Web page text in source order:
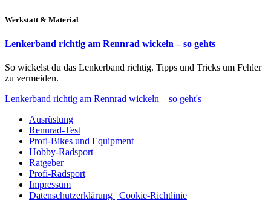
Werkstatt & Material
Lenkerband richtig am Rennrad wickeln – so gehts
So wickelst du das Lenkerband richtig. Tipps und Tricks um Fehler
zu vermeiden.
Lenkerband richtig am Rennrad wickeln – so geht's
Ausrüstung
Rennrad-Test
Profi-Bikes und Equipment
Hobby-Radsport
Ratgeber
Profi-Radsport
Impressum
Datenschutzerklärung | Cookie-Richtlinie